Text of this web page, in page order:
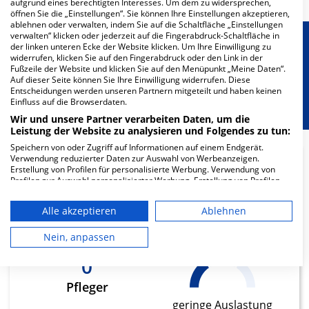
Besondere Merkmale
Berücksichtigung von besonderem
Ernährungsbedarf
11.92
Ärzte
geringe Auslastung
0
Pfleger
geringe Auslastung
öffnen Sie die „Einstellungen“. Sie können Ihre Einstellungen akzeptieren,
ablehnen oder verwalten, indem Sie auf die Schaltfläche „Einstellungen
verwalten“ klicken oder jederzeit auf die Fingerabdruck-Schaltfläche in
der linken unteren Ecke der Website klicken. Um Ihre Einwilligung zu
widerrufen, klicken Sie auf den Fingerabdruck oder den Link in der
Fußzeile der Website und klicken Sie auf den Menüpunkt „Meine Daten“.
Auf dieser Seite können Sie Ihre Einwilligung widerrufen. Diese
Entscheidungen werden unseren Partnern mitgeteilt und haben keinen
Einfluss auf die Browserdaten.
Wir und unsere Partner verarbeiten Daten, um die
Leistung der Website zu analysieren und Folgendes zu tun:
Speichern von oder Zugriff auf Informationen auf einem Endgerät.
Verwendung reduzierter Daten zur Auswahl von Werbeanzeigen.
Erstellung von Profilen für personalisierte Werbung. Verwendung von
Profilen zur Auswahl personalisierter Werbung. Erstellung von Profilen
personalisierter Inhalte. Messung der Werbeleistung. Messung der
Performance von Inhalten. Analyse von Zielgruppen durch Statistiken
oder Kombinationen von Daten aus verschiedenen Quellen. Entwicklung
und Verbesserung der Angebote. Verwendung reduzierter Daten zur
Auswahl von Inhalten.
die USA gesendet werden.
Ihre Einwilligung und die cookie Richtlinie gelten ausschließlich für diese
Alle akzeptieren
Ablehnen
Nein, anpassen